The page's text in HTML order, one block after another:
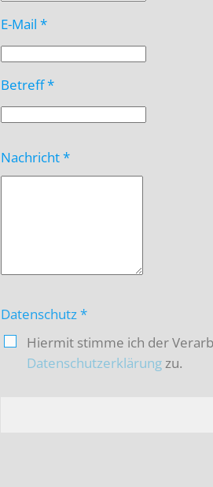
E-Mail *
Betreff*
Nachricht*
Datenschutz*
Hiermit stimme ich der
Datenschutzerklärungzu.